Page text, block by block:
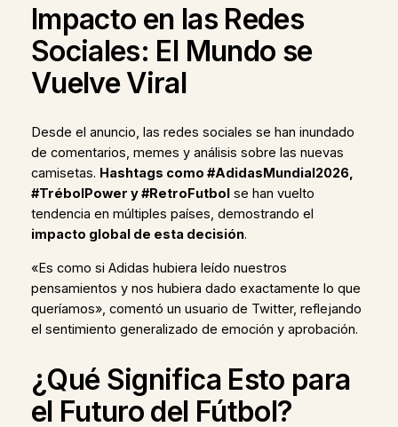
Impacto en las Redes
Sociales: El Mundo se
Vuelve Viral
Desde el anuncio, las redes sociales se han inundado
de comentarios, memes y análisis sobre las nuevas
camisetas. Hashtags como #AdidasMundial2026,
#TrébolPower y #RetroFutbol se han vuelto
tendencia en múltiples países, demostrando el
impacto global de esta decisión.
«Es como si Adidas hubiera leído nuestros
pensamientos y nos hubiera dado exactamente lo que
queríamos», comentó un usuario de Twitter, reflejando
el sentimiento generalizado de emoción y aprobación.
¿Qué Significa Esto para
el Futuro del Fútbol?